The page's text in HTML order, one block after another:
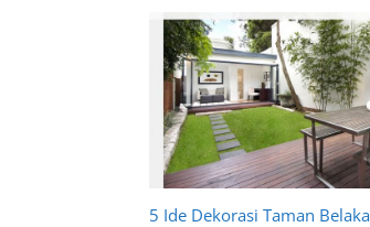
5 Ide Dekorasi Taman